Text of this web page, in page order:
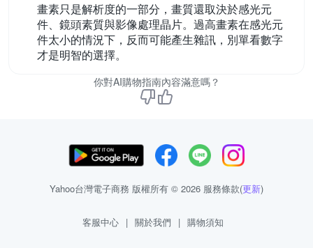
畫素只是解析度的一部分，畫質還取決於感光元
件、鏡頭素質與影像處理晶片。過高畫素在感光元
件太小的情況下，反而可能產生雜訊，別單看數字
才是明智的選擇。
你對AI購物指南內容滿意嗎？
Yahoo台灣電子商務 版權所有 © 2026 服務條款(更新)
客服中心 | 關於我們 | 購物須知